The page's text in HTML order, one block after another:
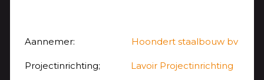
Aannemer: Hoondert staalbouw bv
Projectinrichting; Lavoir Projectinrichting